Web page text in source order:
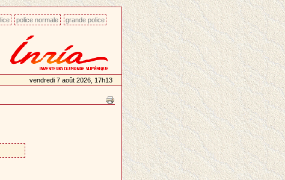
police normale grande police
vendredi 7 août 2026, 17h13